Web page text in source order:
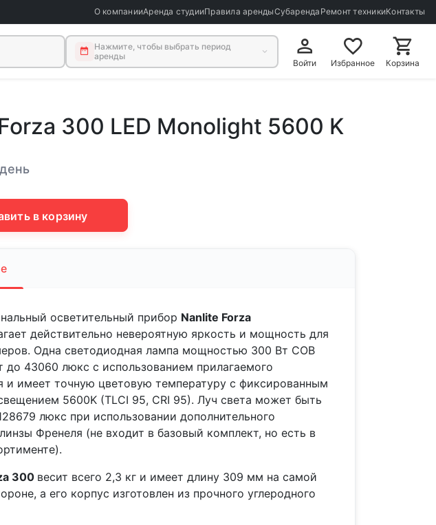
О компанииАренда студииПравила арендыСубаренда Ремонт техникиКонтакты
Нажмите, чтобы выбрать период
аренды
Войти Избранное Корзина
300 LED Monolight 5600 K
в корзину
осветительный прибор Nanlite Forza
действительно невероятную яркость и мощность для
Одна светодиодная лампа мощностью 300 Вт COB
до 43060 люкс с использованием прилагаемого
и имеет точную цветовую температуру с фиксированным
5600K (TLCI 95, CRI 95). Луч света может быть
люкс при использовании дополнительного
Френеля (не входит в базовый комплект, но есть в
300 весит всего 2,3 кг и имеет длину 309 мм на самой
а его корпус изготовлен из прочного углеродного